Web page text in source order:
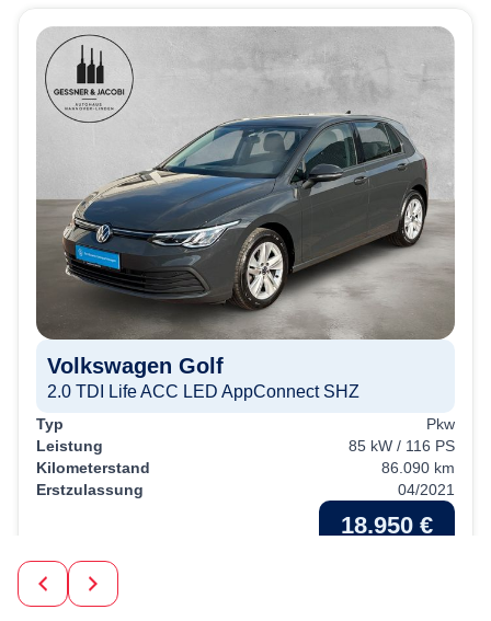
Volkswagen Golf
2.0 TDI Life ACC LED AppConnect SHZ
Typ
Pkw
Leistung
85 kW / 116 PS
Kilometerstand
86.090 km
Erstzulassung
04/2021
18.950 €
fairer Preis